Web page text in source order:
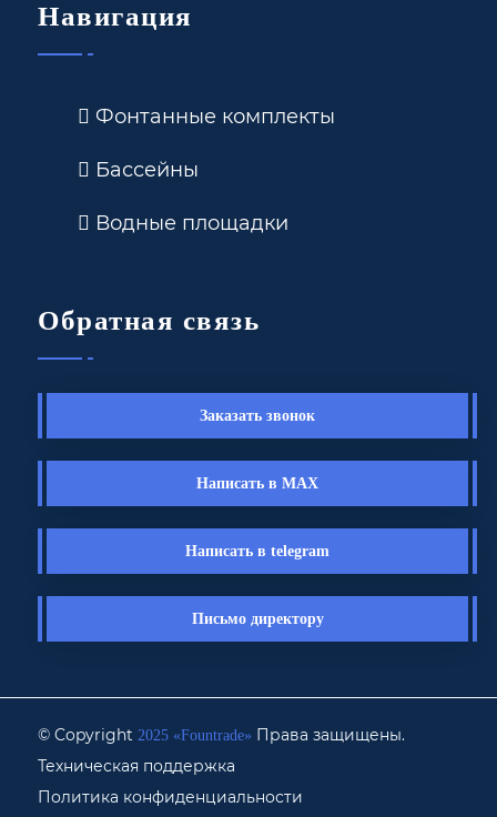
Навигация
Фонтанные комплекты
Бассейны
Водные площадки
Обратная связь
Заказать звонок
Написать в MAX
Написать в telegram
Письмо директору
© Copyright2025 «Fоuntrade» Права защищены.
Техническая поддержка
Политика конфиденциальности